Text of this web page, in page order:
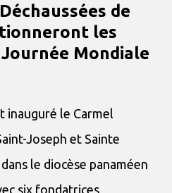
de
les
Mondiale
inauguré le Carmel
Joseph et Sainte
le diocèse panaméen
six fondatrices